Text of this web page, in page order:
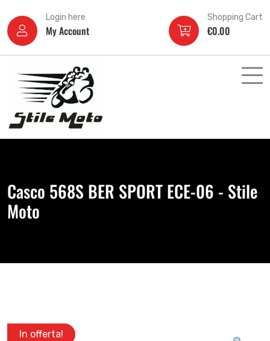
Login here
My Account
Shopping Cart
€0.00
Casco 568S BER SPORT ECE-06 - Stile
Moto
In offerta!